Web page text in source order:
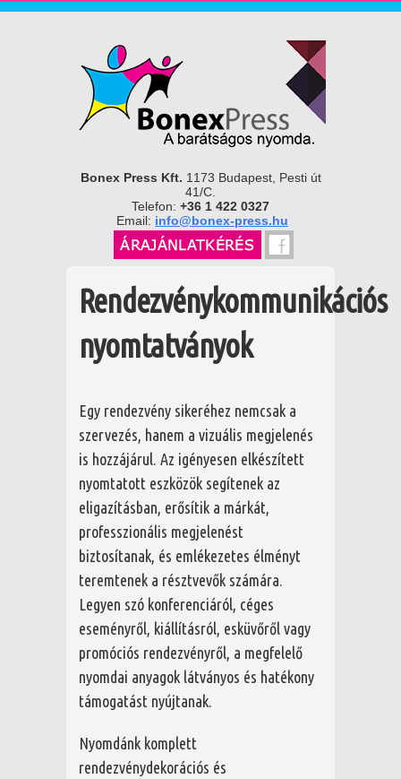
Bonex Press Kft. 1173 Budapest, Pesti út
41/C.
Telefon: +36 1 422 0327
Email: info@bonex-press.hu
Rendezvénykommunikációs
nyomtatványok
Egy rendezvény sikeréhez nemcsak a
szervezés, hanem a vizuális megjelenés
is hozzájárul. Az igényesen elkészített
nyomtatott eszközök segítenek az
eligazításban, erősítik a márkát,
professzionális megjelenést
biztosítanak, és emlékezetes élményt
teremtenek a résztvevők számára.
Legyen szó konferenciáról, céges
eseményről, kiállításról, esküvőről vagy
promóciós rendezvényről, a megfelelő
nyomdai anyagok látványos és hatékony
támogatást nyújtanak.
Nyomdánk komplett
rendezvénydekorációs és